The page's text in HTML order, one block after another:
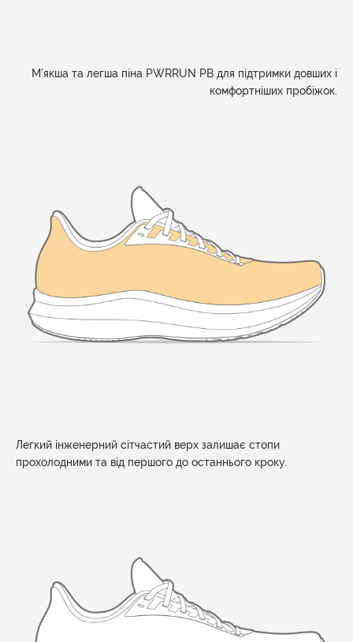
М’якша та легша піна PWRRUN PB для підтримки довших і
комфортніших пробіжок.​​
Легкий інженерний сітчастий верх залишає стопи
прохолодними та від першого до останнього кроку.